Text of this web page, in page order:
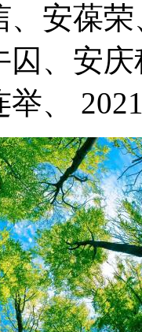
、安葆
囚、安
、